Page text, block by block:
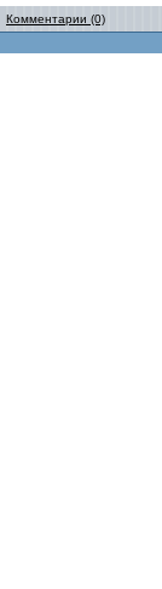
Комментарии (0)